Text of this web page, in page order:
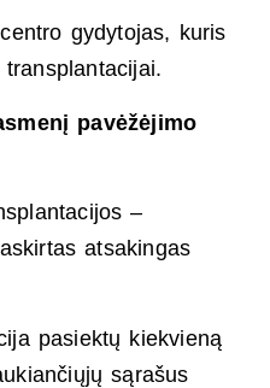
gydytojas, kuris
pavėžėjimo
–
atsakingas
pasiektų kiekvieną
sąrašus